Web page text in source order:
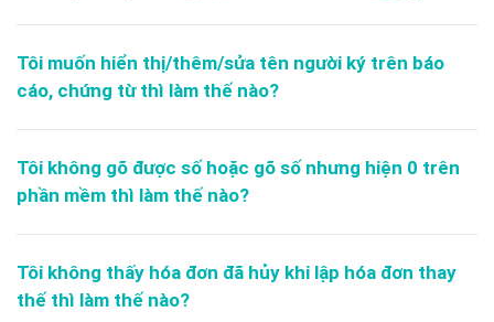
Tôi muốn hiển thị/thêm/sửa tên người ký trên báo
cáo, chứng từ thì làm thế nào?
Tôi không gõ được số hoặc gõ số nhưng hiện 0 trên
phần mềm thì làm thế nào?
Tôi không thấy hóa đơn đã hủy khi lập hóa đơn thay
thế thì làm thế nào?